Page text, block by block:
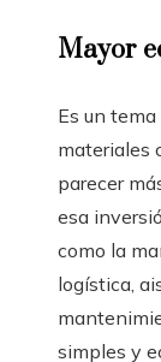
Mayor
Es un
materiales
parecer
esa
como la
logística,
simples y